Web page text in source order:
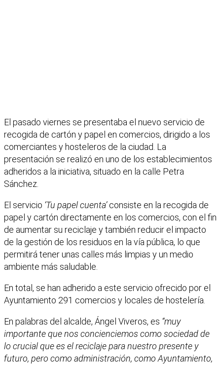
El pasado viernes se presentaba el nuevo servicio de
recogida de cartón y papel en comercios, dirigido a los
comerciantes y hosteleros de la ciudad. La
presentación se realizó en uno de los establecimientos
adheridos a la iniciativa, situado en la calle Petra
Sánchez.
El servicio ‘Tu papel cuenta’consiste en la recogida de
papel y cartón directamente en los comercios, con el fin
de aumentar su reciclaje y también reducir el impacto
de la gestión de los residuos en la vía pública, lo que
permitirá tener unas calles más limpias y un medio
ambiente más saludable.
En total, se han adherido a este servicio ofrecido por el
Ayuntamiento 291 comercios y locales de hostelería.
En palabras del alcalde, Ángel Viveros, es “muy
importante que nos concienciemos como sociedad de
lo crucial que es el reciclaje para nuestro presente y
futuro, pero como administración, como Ayuntamiento,